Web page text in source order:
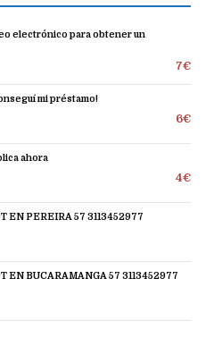
electrónico para obtener un
7€
mi préstamo!
6€
ahora
4€
EN PEREIRA 57 3113452977
EN BUCARAMANGA 57 3113452977